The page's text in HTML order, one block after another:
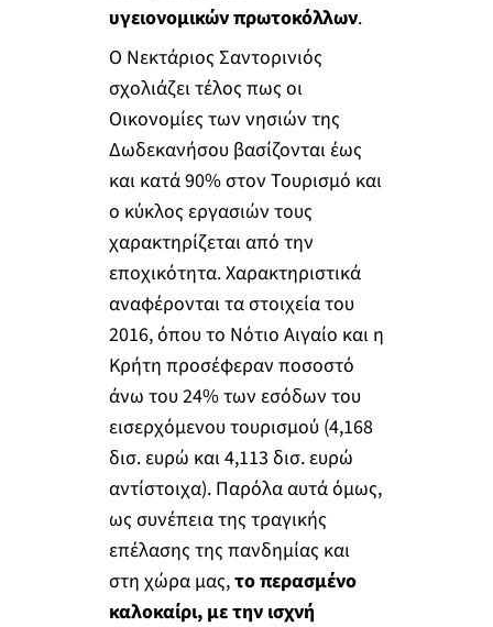
υγειονομικών πρωτοκόλλων.
Ο Νεκτάριος Σαντορινιός
σχολιάζει τέλος πως οι
Οικονομίες των νησιών της
Δωδεκανήσου βασίζονται έως
και κατά 90% στον Τουρισμό και
ο κύκλος εργασιών τους
χαρακτηρίζεται από την
εποχικότητα. Χαρακτηριστικά
αναφέρονται τα στοιχεία του
2016, όπου το Νότιο Αιγαίο και η
Κρήτη προσέφεραν ποσοστό
άνω του 24% των εσόδων του
εισερχόμενου τουρισμού (4,168
δισ. ευρώ και 4,113 δισ. ευρώ
αντίστοιχα). Παρόλα αυτά όμως,
ως συνέπεια της τραγικής
επέλασης της πανδημίας και
στη χώρα μας,το περασμένο
καλοκαίρι, με την ισχνή